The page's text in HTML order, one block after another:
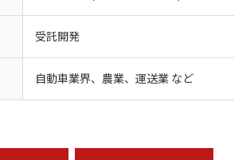
受託開発
自動車業界、農業、運送業 など